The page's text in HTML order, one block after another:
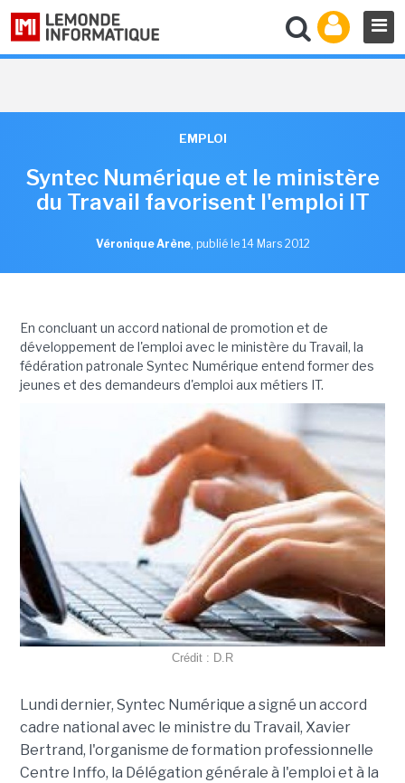
EMPLOI
Syntec Numérique et le ministère
du Travail favorisent l'emploi IT
Véronique Arène, publié le 14 Mars 2012
En concluant un accord national de promotion et de
développement de l'emploi avec le ministère du Travail, la
fédération patronale Syntec Numérique entend former des
jeunes et des demandeurs d'emploi aux métiers IT.
Crédit : D.R
Lundi dernier, Syntec Numérique a signé un accord
cadre national avec le ministre du Travail, Xavier
Bertrand, l'organisme de formation professionnelle
Centre Inffo, la Délégation générale à l'emploi et à la